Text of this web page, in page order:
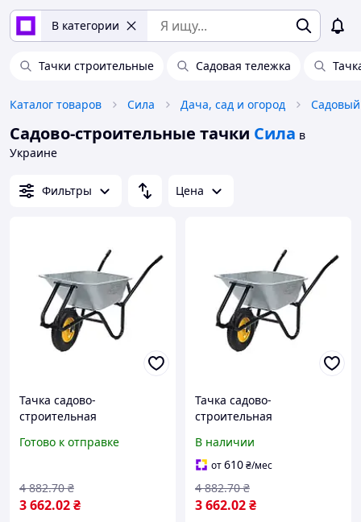
В категории
Тачки строительные Садовая тележка
Каталог товаров Сила Дача, сад и огород
Садово-строительные тачки Сила в
Украине
Фильтры Цена
Тачка садово-
строительная
колесо пневмо 4х8'' СИЛА
Готово к отправке
3 662.02₴
4 882.70 ₴
Тачка садово-
строительная
колесо пневмо 4х8'' СИЛА
В наличии
от610₴/мес
3 662.02₴
4 882.70 ₴